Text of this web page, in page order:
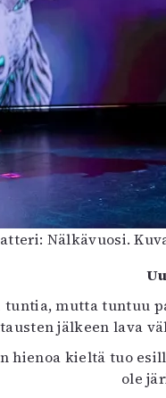
Nälkävuosi.
mutta tuntuu
jälkeen lava
hienoa kieltä tuo
ole